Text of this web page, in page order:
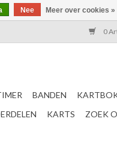
0
BANDEN
KARTS ZOEK
Nee Meer over cookies »